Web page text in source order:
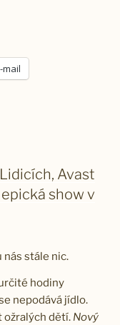
mail
Avast
show v
nás stále nic.
hodiny
nepodává jídlo.
ožralých dětí. Nový